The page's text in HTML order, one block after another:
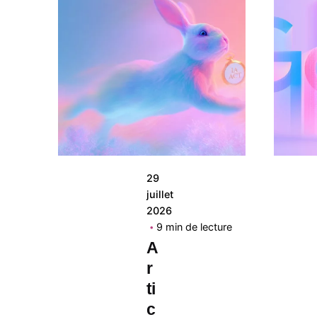
Posté
par
Studio
en
Tête
29
juillet
2026
9 min de lecture
A
r
ti
c